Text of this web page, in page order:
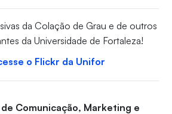
da Colação de Grau e de outros
da Universidade de Fortaleza!
o Flickr da Unifor
Comunicação, Marketing e